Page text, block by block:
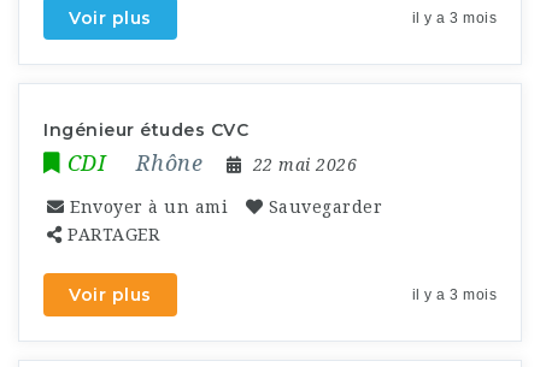
Voir plus il y a 3 mois
Ingénieur études CVC
CDI Rhône 22 mai 2026
Envoyer à un ami
Sauvegarder
PARTAGER
Voir plus il y a 3 mois